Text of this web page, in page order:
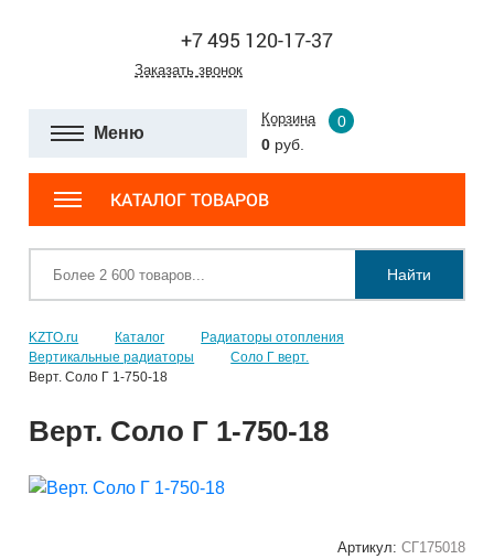
+7 495 120-17-37
Заказать звонок
Меню
Корзина
0
0 руб.
КАТАЛОГ ТОВАРОВ
Найти
KZTO.ru Каталог
Радиаторы отопления
Вертикальные радиаторы
Соло Г верт.
Верт. Соло Г 1-750-18
Верт. Соло Г 1-750-18
Артикул: СГ175018